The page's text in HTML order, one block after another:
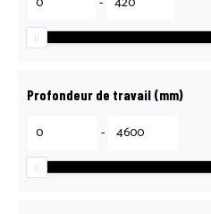
Profondeur de travail (mm)
-